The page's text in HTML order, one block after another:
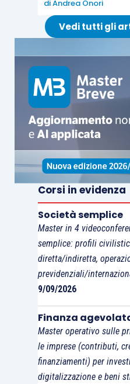
diAndrea Onori
Vedi tutti gli
Corsi in evidenza
Società semplice
Master in 4
semplice: profili
diretta/indiretta,
previdenziali/
9/09/2026
Finanza
Master operativo sulle
le imprese (contributi,
finanziamenti) per
digitalizzazione e beni